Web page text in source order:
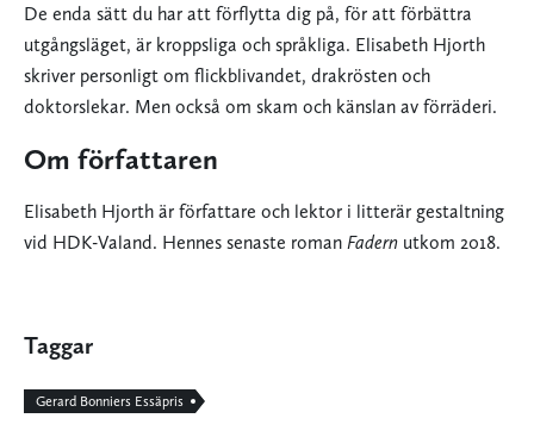
De enda sätt du har att för­flytta dig på, för att förbättra
utgångsläget, är kroppsliga och språkliga. Elisabeth Hjorth
skriver personligt om flickblivandet, drakrösten och
doktorslekar. Men också om skam och känslan av förräderi.
Om författaren
Elisabeth Hjorth är författare och lektor i litterär gestaltning
vid HDK­-Valand. Hennes senaste roman Fadern utkom 2018.
Taggar
Gerard Bonniers Essäpris